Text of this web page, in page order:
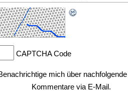
CAPTCHA Code
mich über nachfolgende
Kommentare via E-Mail.